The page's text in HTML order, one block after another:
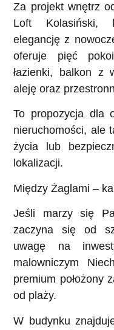
Za projekt wnętrz
Loft Kolasiński,
elegancję z
oferuje pięć
łazienki, balkon z
aleję oraz
To propozycja dla
nieruchomości, ale
życia lub
lokalizacji.
Między Żaglami –
Jeśli marzy się
zaczyna się od
uwagę na
malowniczym
premium położony
od plaży.
W budynku